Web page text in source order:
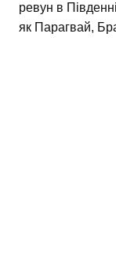
ревун в
як Парагвай,